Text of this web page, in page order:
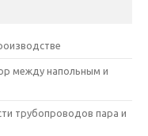
между напольным и
трубопроводов пара и